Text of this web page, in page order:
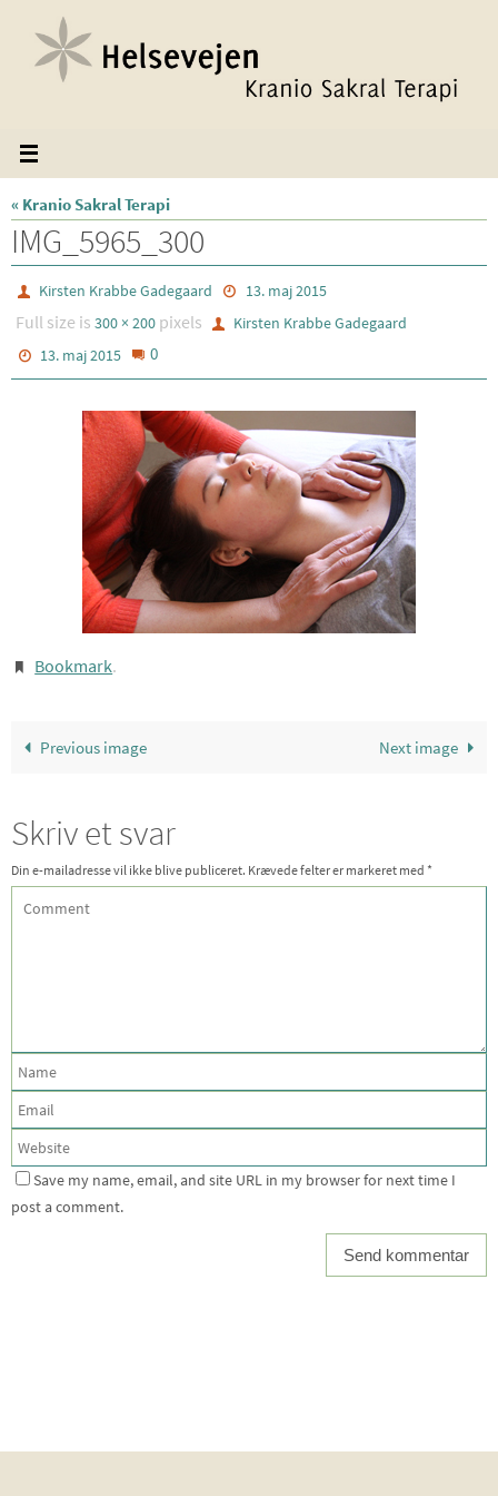
content
« Kranio Sakral Terapi
IMG_5965_300
Kirsten Krabbe Gadegaard 13. maj 2015
Full size is 300 × 200 pixels
Kirsten Krabbe Gadegaard
13. maj 2015
0
Bookmark.
Previous image Next image
Skriv et svar
Din e-mailadresse vil ikke blive publiceret. Krævede felter er markeret med *
Save my name, email, and site URL in my browser for next time I
post a comment.